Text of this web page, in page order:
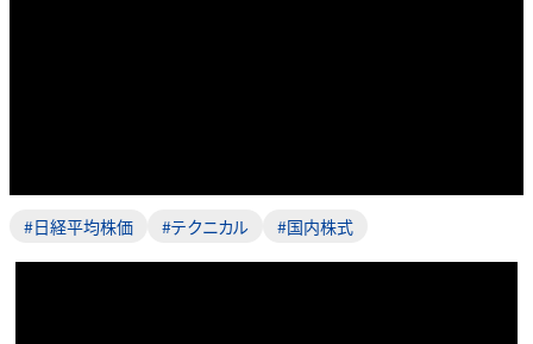
#日経平均株価 #テクニカル #国内株式